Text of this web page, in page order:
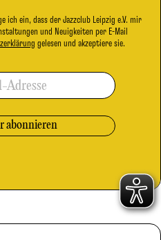
ich ein, dass der Jazzclub Leipzig e.V. mir
und Neuigkeiten per E-Mail
gelesen und akzeptiere sie.